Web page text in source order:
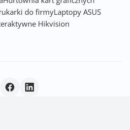
do firmyLaptopy ASUS
Hikvision